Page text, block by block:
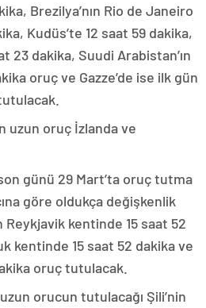
Brezilya’nın Rio de Janeiro
Kudüs’te 12 saat 59 dakika,
23 dakika, Suudi Arabistan’ın
oruç ve Gazze’de ise ilk gün
uzun oruç İzlanda ve
günü 29 Mart’ta oruç tutma
göre oldukça değişkenlik
Reykjavik kentinde 15 saat 52
kentinde 15 saat 52 dakika ve
oruç tutulacak.
orucun tutulacağı Şili’nin